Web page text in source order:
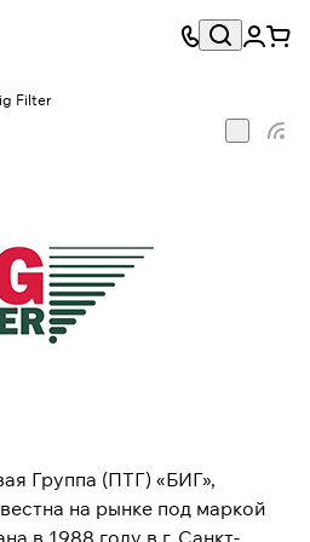
Filter
Группа (ПТГ) «БИГ»,
на рынке под маркой
в 1988 году в г. Санкт-